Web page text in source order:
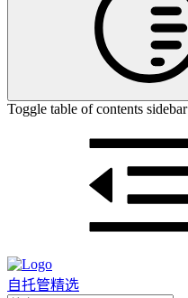
Toggle table of contents sidebar
自托管精选